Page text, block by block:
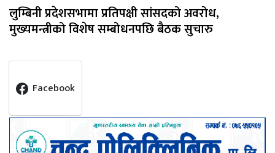
लुम्बिनी प्रदेशसभामा प्रतिपक्षी सांसदको अवरोध,
मुख्यमन्त्रीको विशेष सम्बोधनपछि बैठक सुचारु
Facebook